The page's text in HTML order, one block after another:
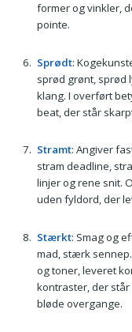
former og vinkler,
pointe.
Sprødt:
sprød grønt, sprød
klang. I overført
beat, der står
Stramt: Angiver
stram deadline,
linjer og rene snit.
uden fyldord, der
Stærkt: Smag og
mad, stærk
og toner, leveret
kontraster, der
bløde overgange.